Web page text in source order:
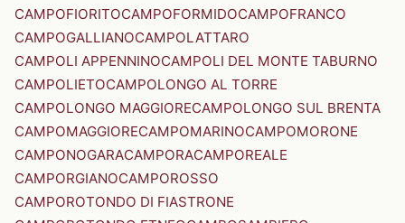
CAMPOFIORITOCAMPOFORMIDOCAMPOFRANCO
CAMPOGALLIANOCAMPOLATTARO
CAMPOLI APPENNINOCAMPOLI DEL MONTE TABURNO
CAMPOLIETOCAMPOLONGO AL TORRE
CAMPOLONGO MAGGIORECAMPOLONGO SUL BRENTA
CAMPOMAGGIORECAMPOMARINOCAMPOMORONE
CAMPONOGARACAMPORACAMPOREALE
CAMPORGIANOCAMPOROSSO
CAMPOROTONDO DI FIASTRONE